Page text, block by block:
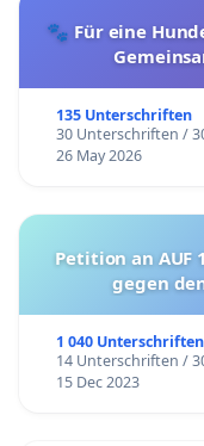
🐾 Für eine
135 Unterschriften
30 Unterschriften /
26 May 2026
Petition an AUF
gegen
1 040 Unterschriften
14 Unterschriften /
15 Dec 2023